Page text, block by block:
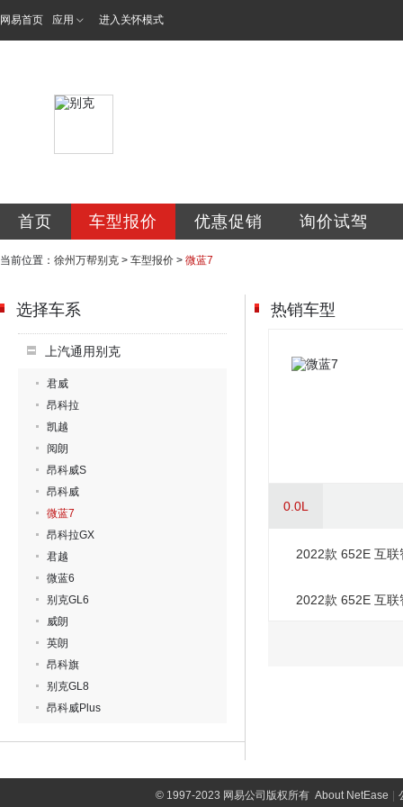
网易首页 应用 进入关怀模式
首页 车型报价 优惠促销 询价试驾
当前位置： 徐州万帮别克 > 车型报价 > 微蓝7
选择车系
上汽通用别克
君威
昂科拉
凯越
阅朗
昂科威S
昂科威
微蓝7
昂科拉GX
君越
微蓝6
别克GL6
威朗
英朗
昂科旗
别克GL8
昂科威Plus
热销车型
0.0L
2022款 652E 互联
2022款 652E 互联
©1997-2023 网易公司版权所有 About NetEase